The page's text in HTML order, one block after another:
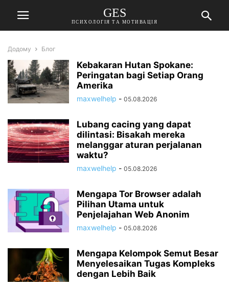
GES
ПСИХОЛОГІЯ ТА МОТИВАЦІЯ
Додому Блог
Kebakaran Hutan Spokane:
Peringatan bagi Setiap Orang
Amerika
maxwelhelp - 05.08.2026
Lubang cacing yang dapat
dilintasi: Bisakah mereka
melanggar aturan perjalanan
waktu?
maxwelhelp - 05.08.2026
Mengapa Tor Browser adalah
Pilihan Utama untuk
Penjelajahan Web Anonim
maxwelhelp - 05.08.2026
Mengapa Kelompok Semut Besar
Menyelesaikan Tugas Kompleks
dengan Lebih Baik